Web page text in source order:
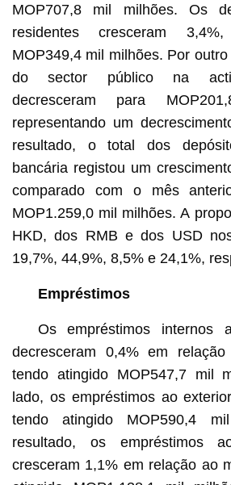
MOP707,8 mil milhões. Os
residentes cresceram
MOP349,4 mil milhões. Por
do sector público na
decresceram para
representando um
resultado, o total dos
bancária registou um
comparado com o mês
MOP1.259,0 mil milhões. A
HKD, dos RMB e dos USD
19,7%, 44,9%, 8,5% e 24,1%,
Empréstimos
Os empréstimos internos
decresceram 0,4% em
tendo atingido MOP547,7 mil
lado, os empréstimos ao
tendo atingido MOP590,4
resultado, os empréstimos
cresceram 1,1% em relação ao